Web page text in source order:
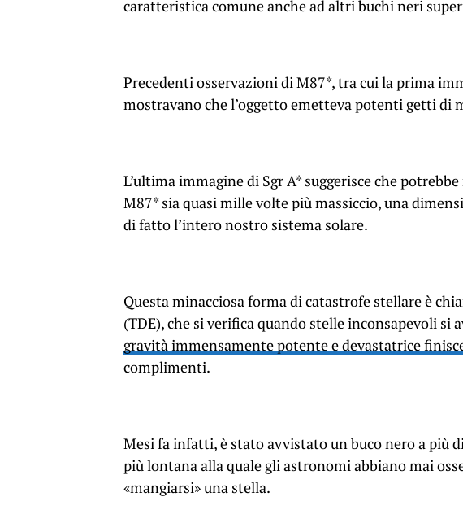
caratteristica comune anche ad altri buchi neri
Precedenti osservazioni di M87*, tra cui la prima
mostravano che l’oggetto emetteva potenti getti di
L’ultima immagine di Sgr A* suggerisce che
M87* sia quasi mille volte più massiccio, una
di fatto l’intero nostro sistema solare.
Questa minacciosa forma di catastrofe stellare è
(TDE), che si verifica quando stelle inconsapevoli si
gravità immensamente potente e devastatrice
complimenti.
Mesi fa infatti, è stato avvistato un buco nero a più
più lontana alla quale gli astronomi abbiano mai
«mangiarsi» una stella.